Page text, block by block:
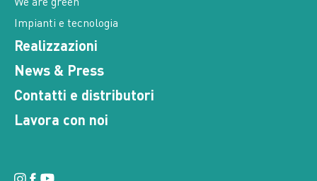
Impianti e tecnologia
Realizzazioni
News & Press
Contatti e distributori
Lavora con noi